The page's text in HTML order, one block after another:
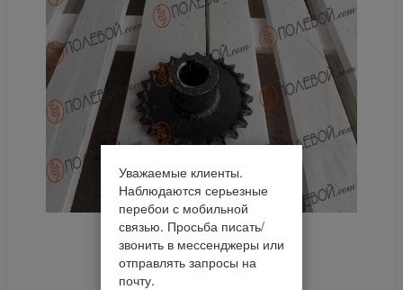
Уважаемые клиенты.
Наблюдаются серьезные
перебои с мобильной
связью. Просьба писать/
звонить в мессенджеры или
отправлять запросы на
почту.